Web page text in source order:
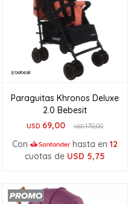
Paraguitas Khronos Deluxe
2.0 Bebesit
USD 69,00 USD170,00
Con hasta en 12
cuotas de USD 5,75